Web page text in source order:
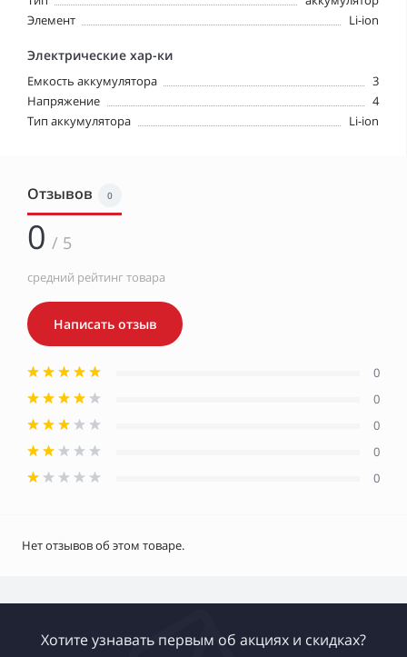
Элемент
Li-ion
Электрические хар-ки
Емкость аккумулятора
3
Напряжение
4
Тип аккумулятора
Li-ion
Отзывов 0
0 / 5
средний рейтинг товара
Написать отзыв
0
0
0
0
0
Нет отзывов об этом товаре.
Хотите узнавать первым об акциях и скидках?